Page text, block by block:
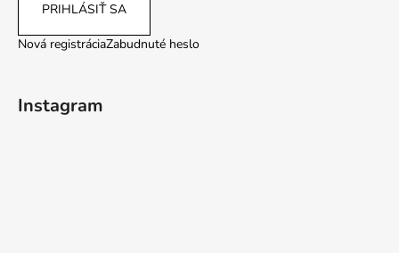
PRIHLÁSIŤ SA
Nová registráciaZabudnuté heslo
Instagram